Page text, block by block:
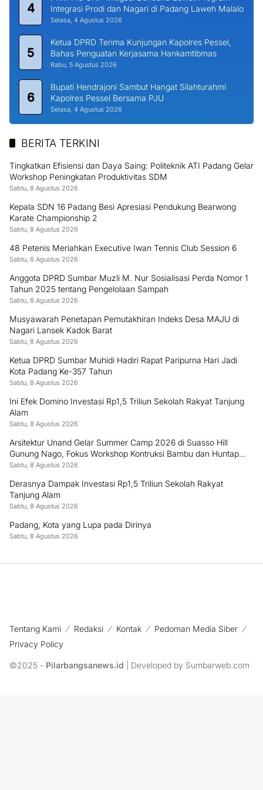
4
Integrasi Prodi dan Nagari di Padang Laweh Malalo
Selasa, 4 Agustus 2026
5
Ketua DPRD Terima Kunjungan Kapolres Pessel,
Bahas Penguatan Kerjasama Hankamtibmas
Rabu, 5 Agustus 2026
6
Bupati Hendrajoni Sambut Hangat Silahturahmi
Kapolres Pessel Bersama PJU
Selasa, 4 Agustus 2026
BERITA TERKINI
Tingkatkan Efisiensi dan Daya Saing: Politeknik ATI Padang Gelar
Workshop Peningkatan Produktivitas SDM
Sabtu, 8 Agustus 2026
Kepala SDN 16 Padang Besi Apresiasi Pendukung Bearwong
Karate Championship 2
Sabtu, 8 Agustus 2026
48 Petenis Meriahkan Executive Iwan Tennis Club Session 6
Sabtu, 8 Agustus 2026
Anggota DPRD Sumbar Muzli M. Nur Sosialisasi Perda Nomor 1
Tahun 2025 tentang Pengelolaan Sampah
Sabtu, 8 Agustus 2026
Musyawarah Penetapan Pemutakhiran Indeks Desa MAJU di
Nagari Lansek Kadok Barat
Sabtu, 8 Agustus 2026
Ketua DPRD Sumbar Muhidi Hadiri Rapat Paripurna Hari Jadi
Kota Padang Ke-357 Tahun
Sabtu, 8 Agustus 2026
Ini Efek Domino Investasi Rp1,5 Triliun Sekolah Rakyat Tanjung
Alam
Sabtu, 8 Agustus 2026
Arsitektur Unand Gelar Summer Camp 2026 di Suasso Hill
Gunung Nago, Fokus Workshop Kontruksi Bambu dan Huntap
Kayu
Sabtu, 8 Agustus 2026
Derasnya Dampak Investasi Rp1,5 Triliun Sekolah Rakyat
Tanjung Alam
Sabtu, 8 Agustus 2026
Padang, Kota yang Lupa pada Dirinya
Sabtu, 8 Agustus 2026
Tentang Kami Redaksi Kontak
Pedoman Media Siber
Privacy Policy
©2025 - Pilarbangsanews.id | Developed by Sumbarweb.com